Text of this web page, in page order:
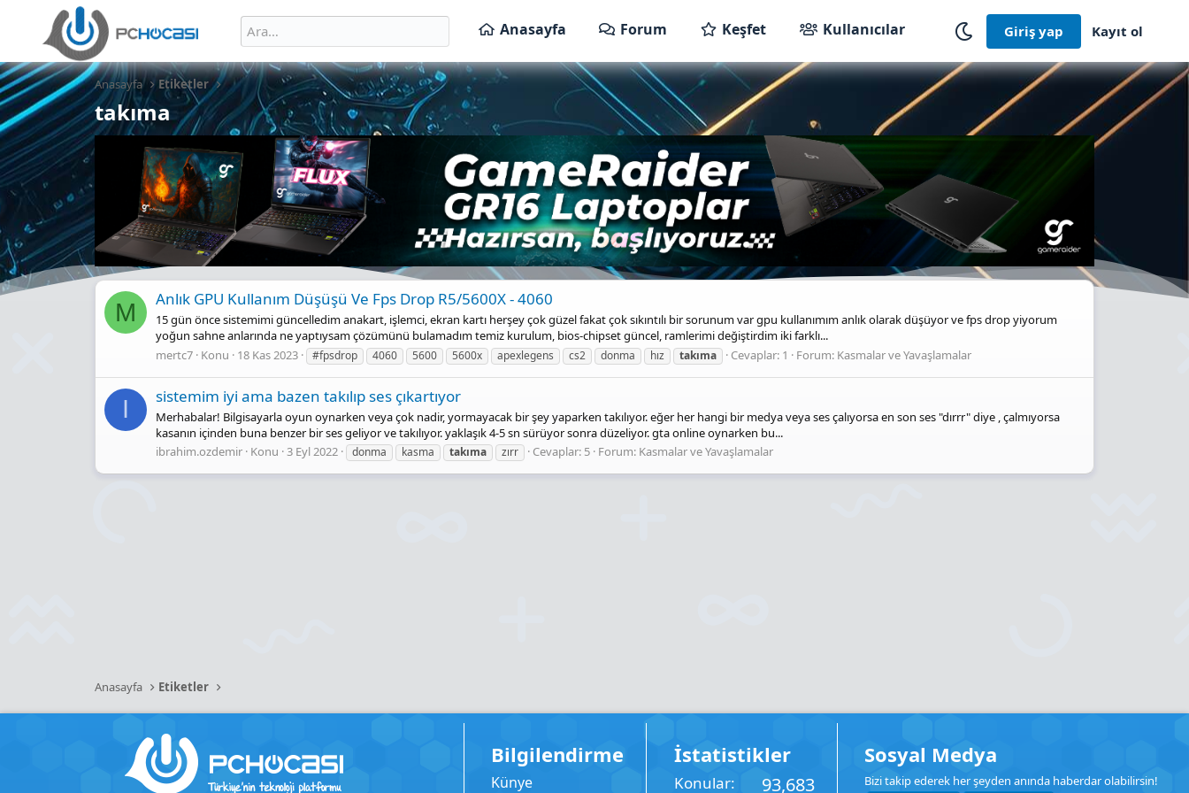
Anasayfa Forum Keşfet Kullanıcılar Giriş yap Kayıt ol
Anasayfa Etiketler
takıma
M Anlık GPU Kullanım Düşüşü Ve Fps Drop R5/5600X - 4060
15 gün önce sistemimi güncelledim anakart, işlemci, ekran kartı herşey çok güzel fakat çok sıkıntılı bir sorunum var gpu kullanımım anlık olarak düşüyor ve fps drop yiyorum
yoğun sahne anlarında ne yaptıysam çözümünü bulamadım temiz kurulum, bios-chipset güncel, ramlerimi değiştirdim iki farklı...
mertc7 Konu 18 Kas 2023 #fpsdrop 4060 5600 5600x apexlegens cs2 donma hız takıma Cevaplar: 1 Forum: Kasmalar ve Yavaşlamalar
I sistemim iyi ama bazen takılıp ses çıkartıyor
Merhabalar! Bilgisayarla oyun oynarken veya çok nadir, yormayacak bir şey yaparken takılıyor. eğer her hangi bir medya veya ses çalıyorsa en son ses "dırrr" diye , çalmıyorsa
kasanın içinden buna benzer bir ses geliyor ve takılıyor. yaklaşık 4-5 sn sürüyor sonra düzeliyor. gta online oynarken bu...
ibrahim.ozdemir Konu 3 Eyl 2022 donma kasma takıma zırr Cevaplar: 5 Forum: Kasmalar ve Yavaşlamalar
Anasayfa Etiketler
Bilgilendirme
Künye
İstatistikler
Konular 93,683
Sosyal Medya
Bizi takip ederek her şeyden anında haberdar olabilirsin!